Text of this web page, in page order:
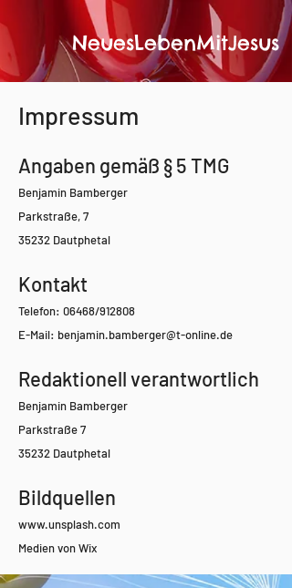
NeuesLebenMitJesus
Impressum
Angaben gemäß § 5 TMG
Benjamin Bamberger
Parkstraße, 7
35232 Dautphetal
Kontakt
Telefon: 06468/912808
E-Mail: benjamin.bamberger@t-online.de
Redaktionell verantwortlich
Benjamin Bamberger
Parkstraße 7
35232 Dautphetal
Bildquellen
www.unsplash.com
Medien von Wix